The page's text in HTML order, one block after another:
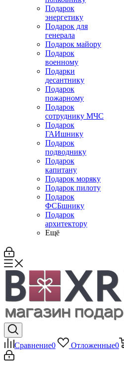
Подарок
энергетику
Подарок для
генерала
Подарок майору
Подарок
военному
Подарки
десантнику
Подарок
пожарному
Подарок
сотруднику МЧС
Подарок
ГАИшнику
Подарок
подводнику
Подарок
капитану
Подарок моряку
Подарок пилоту
Подарок
ФСБшнику
Подарок
архитектору
Ещё
Сравнение0 Отложенные0